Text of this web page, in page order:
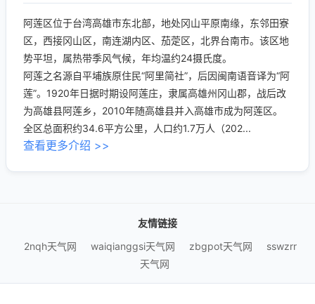
阿莲区位于台湾高雄市东北部，地处冈山平原南缘，东邻田寮
区，西接冈山区，南连湖内区、茄萣区，北界台南市。该区地
势平坦，属热带季风气候，年均温约24摄氏度。
阿莲之名源自平埔族原住民“阿里简社”，后因闽南语音译为“阿
莲”。1920年日据时期设阿莲庄，隶属高雄州冈山郡，战后改
为高雄县阿莲乡，2010年随高雄县并入高雄市成为阿莲区。
全区总面积约34.6平方公里，人口约1.7万人（202...
查看更多介绍 >>
友情链接
2nqh天气网
waiqianggsi天气网 zbgpot天气网
sswzrr
天气网